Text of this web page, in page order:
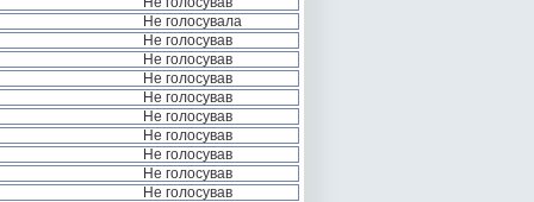
Не голосувала
Не голосував
Не голосував
Не голосував
Не голосував
Не голосував
Не голосував
Не голосував
Не голосував
Не голосував